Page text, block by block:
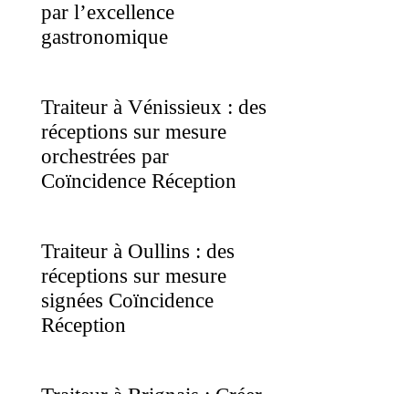
par l’excellence
gastronomique
Traiteur à Vénissieux : des
réceptions sur mesure
orchestrées par
Coïncidence Réception
Traiteur à Oullins : des
réceptions sur mesure
signées Coïncidence
Réception